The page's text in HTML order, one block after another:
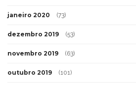
janeiro 2020 (73)
dezembro 2019 (53)
novembro 2019 (63)
outubro 2019 (101)